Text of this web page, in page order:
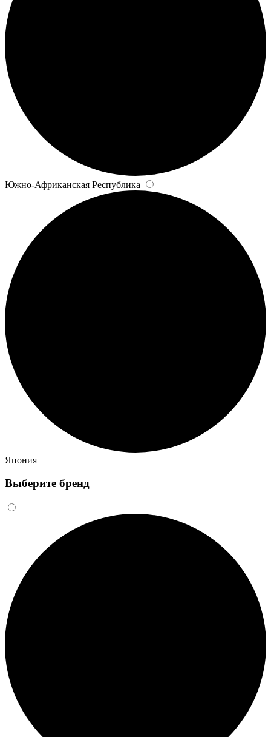
Южно-Африканская Республика
Япония
Выберите бренд